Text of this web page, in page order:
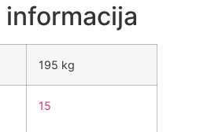
195 kg
15